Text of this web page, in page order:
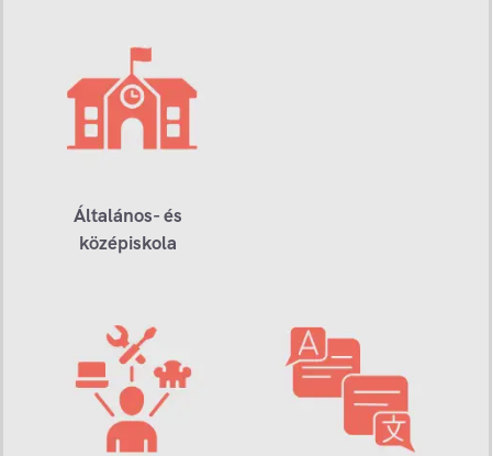
Általános- és
középiskola